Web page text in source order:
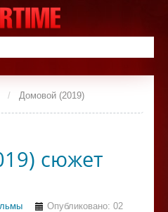
/ Домовой (2019)
сюжет
Опубликовано: 02